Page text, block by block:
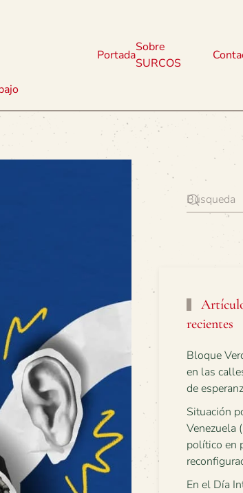
Portada
Sobre
SURCOS
recientes
Bloque
en las
de
Situación
Venezuela
político en
En el Día